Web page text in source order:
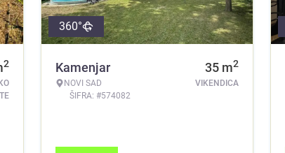
2
360°
Kamenjar
NOVI SAD
ŠIFRA: #574082
35 m2
VIKENDICA